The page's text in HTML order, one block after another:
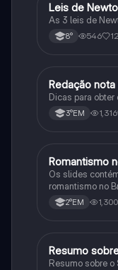
Outros
Leis de
As 3 leis de
8° 546 12
Português
Redação nota
Dicas para obter
3°EM 1,316
Outros
Romantismo
Os slides
romantismo no
sobre autores,
2°EM 1,300
Biologia
Resumo
Resumo sobre